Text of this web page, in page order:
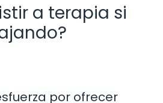
a terapia si
por ofrecer